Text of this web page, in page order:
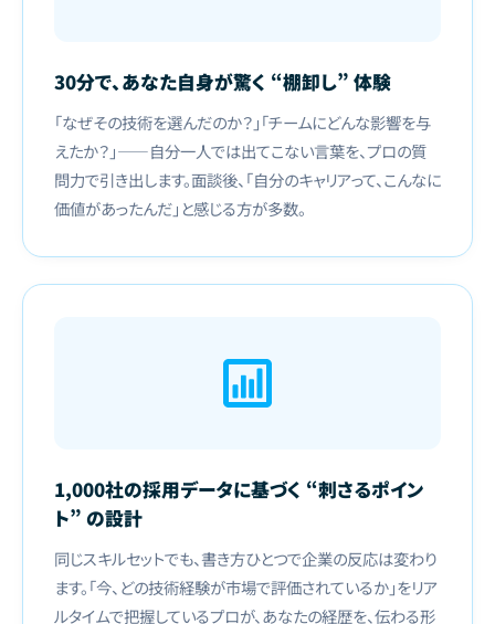
30分で、あなた自身が驚く “棚卸し” 体験
「なぜその技術を選んだのか？」「チームにどんな影響を与
えたか？」——自分一人では出てこない言葉を、プロの質
問力で引き出します。面談後、「自分のキャリアって、こんなに
価値があったんだ」と感じる方が多数。
1,000社の採用データに基づく “刺さるポイン
ト” の設計
同じスキルセットでも、書き方ひとつで企業の反応は変わり
ます。「今、どの技術経験が市場で評価されているか」をリア
ルタイムで把握しているプロが、あなたの経歴を、伝わる形